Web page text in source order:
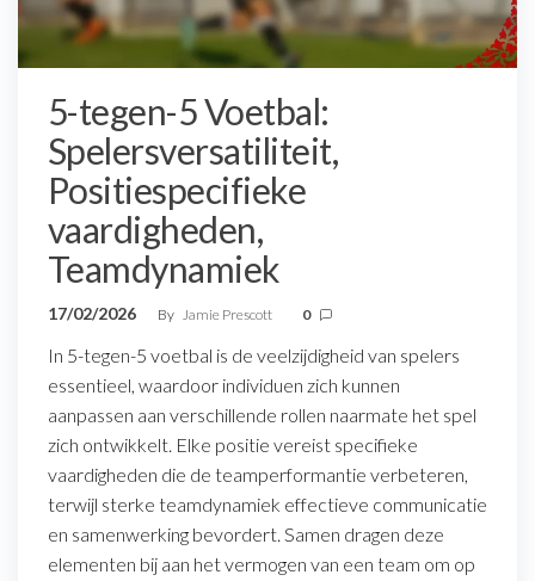
5-tegen-5 Voetbal:
Spelersversatiliteit,
Positiespecifieke
vaardigheden,
Teamdynamiek
17/02/2026 By Jamie Prescott 0
In 5-tegen-5 voetbal is de veelzijdigheid van spelers
essentieel, waardoor individuen zich kunnen
aanpassen aan verschillende rollen naarmate het spel
zich ontwikkelt. Elke positie vereist specifieke
vaardigheden die de teamperformantie verbeteren,
terwijl sterke teamdynamiek effectieve communicatie
en samenwerking bevordert. Samen dragen deze
elementen bij aan het vermogen van een team om op